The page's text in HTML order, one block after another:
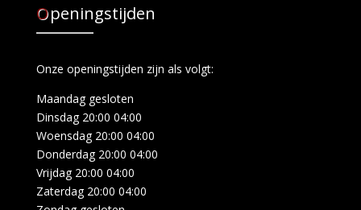
Openingstijden
Onze openingstijden zijn als volgt:
Maandag gesloten
Dinsdag 20:00 04:00
Woensdag 20:00 04:00
Donderdag 20:00 04:00
Vrijdag 20:00 04:00
Zaterdag 20:00 04:00